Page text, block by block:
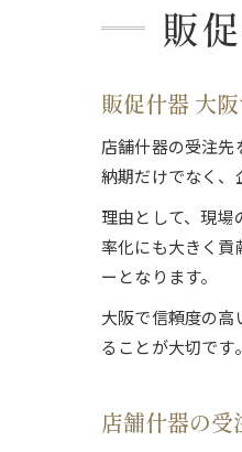
販
販促什器 大
店舗什器の受注
納期だけでなく、
理由として、現
率化にも大きく貢
ーとなります。
大阪で信頼度の
ることが大切です
店舗什器の